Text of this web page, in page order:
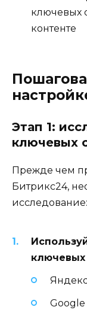
ключевых
контенте
Этап 1:
ключевых
Прежде чем
Битрикс24,
исследование:
ключевых